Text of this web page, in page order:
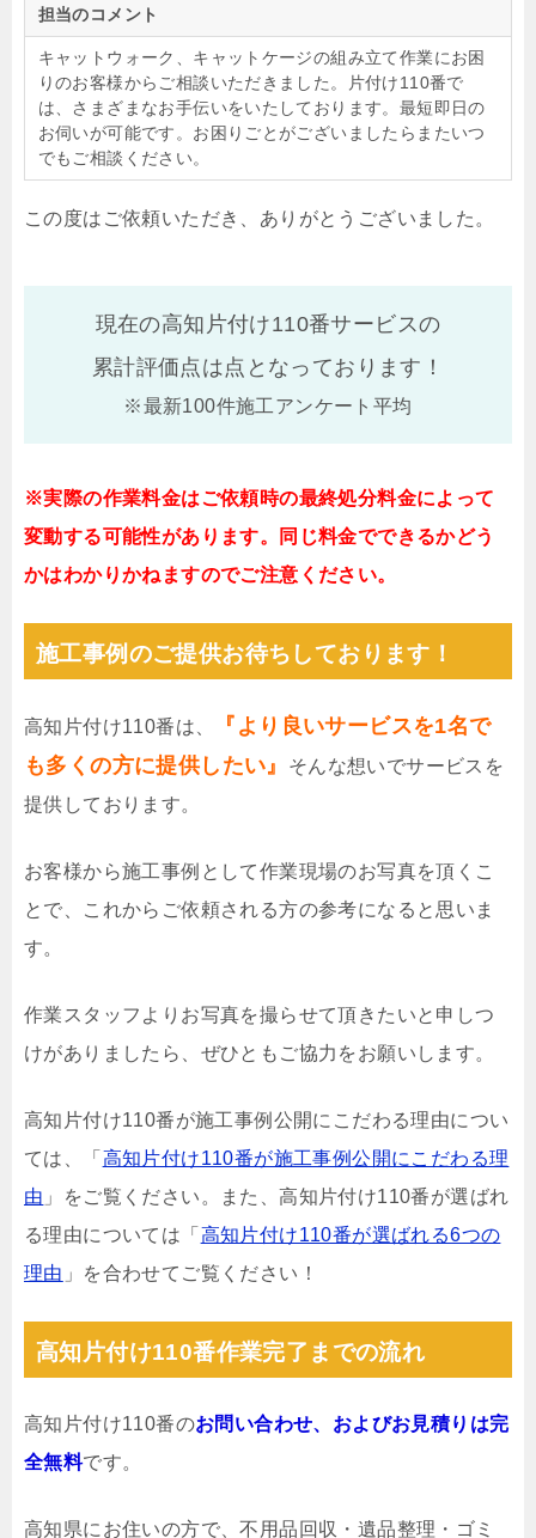
担当のコメント
キャットウォーク、キャットケージの組み立て作業にお困
りのお客様からご相談いただきました。片付け110番で
は、さまざまなお手伝いをいたしております。最短即日の
お伺いが可能です。お困りごとがございましたらまたいつ
でもご相談ください。
この度はご依頼いただき、ありがとうございました。
現在の高知片付け110番サービスの
累計評価点は点となっております！
※最新100件施工アンケート平均
※実際の作業料金はご依頼時の最終処分料金によって
変動する可能性があります。同じ料金でできるかどう
かはわかりかねますのでご注意ください。
施工事例のご提供お待ちしております！
高知片付け110番は、
『より良いサービスを1名で
も多くの方に提供したい』
そんな想いでサービスを
提供しております。
お客様から施工事例として作業現場のお写真を頂くこ
とで、これからご依頼される方の参考になると思いま
す。
作業スタッフよりお写真を撮らせて頂きたいと申しつ
けがありましたら、ぜひともご協力をお願いします。
高知片付け110番が施工事例公開にこだわる理由につい
ては、「 高知片付け110番が施工事例公開にこだわる理
由 」をご覧ください。また、高知片付け110番が選ばれ
る理由については「 高知片付け110番が選ばれる6つの
理由 」を合わせてご覧ください！
高知片付け110番作業完了までの流れ
高知片付け110番のお問い合わせ、およびお見積りは完
全無料です。
高知県にお住いの方で、不用品回収・遺品整理・ゴミ